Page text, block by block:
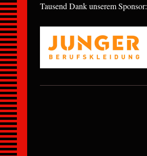
Tausend Dank unserem Sponsor: